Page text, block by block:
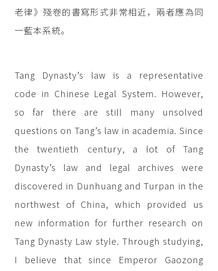
老律》殘卷的書寫形式非常相近，兩者應為同
一藍本系統。
Tang Dynasty’s law is a representative
code in Chinese Legal System. However,
so far there are still many unsolved
questions on Tang’s law in academia. Since
the twentieth century, a lot of Tang
Dynasty’s law and legal archives were
discovered in Dunhuang and Turpan in the
northwest of China, which provided us
new information for further research on
Tang Dynasty Law style. Through studying,
I believe that since Emperor Gaozong